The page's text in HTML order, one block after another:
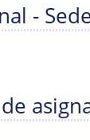
-